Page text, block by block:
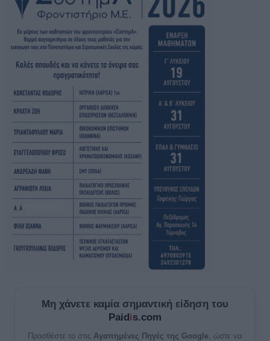
Μη χάνετε καμία σημαντική είδηση του
Paidis.com
Προσθέστε το στις Αγαπημένες Πηγές της Google , ώστε να